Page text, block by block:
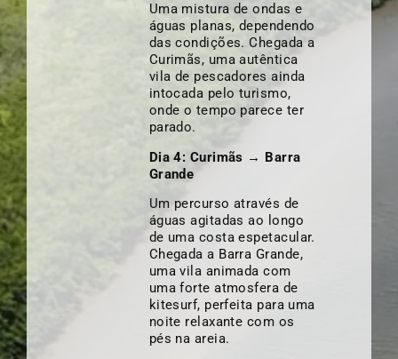
Uma mistura de ondas e
águas planas, dependendo
das condições. Chegada a
Curimãs, uma autêntica
vila de pescadores ainda
intocada pelo turismo,
onde o tempo parece ter
parado.
Dia 4: Curimãs → Barra
Grande
Um percurso através de
águas agitadas ao longo
de uma costa espetacular.
Chegada a Barra Grande,
uma vila animada com
uma forte atmosfera de
kitesurf, perfeita para uma
noite relaxante com os
pés na areia.